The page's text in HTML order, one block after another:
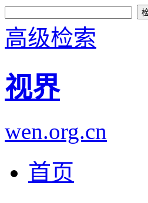
高级检索
视界
wen.org.cn
首页